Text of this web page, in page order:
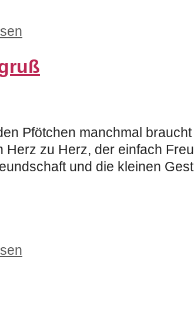
Pfötchen manchmal
zu Herz, der einfach
und die kleinen